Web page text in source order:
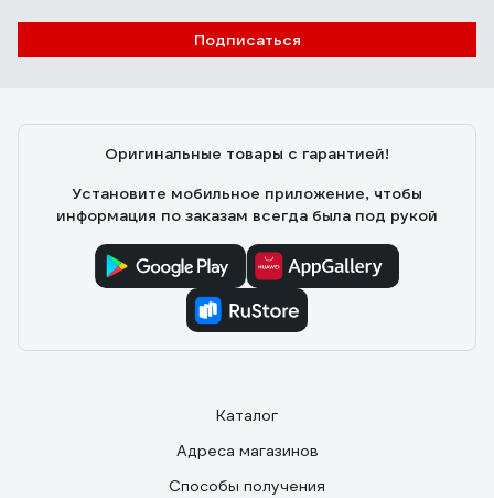
Подписаться
Оригинальные товары с гарантией!
Установите мобильное приложение, чтобы
информация по заказам всегда была под рукой
Каталог
Адреса магазинов
Способы получения